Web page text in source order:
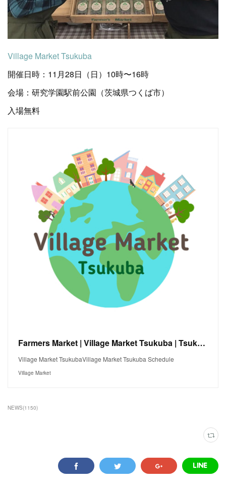
Village Market Tsukuba
開催日時：11月28日（日）10時〜16時
会場：研究学園駅前公園（茨城県つくば市）
入場無料
Farmers Market | Village Market Tsukuba | Tsukuba
Village Market TsukubaVillage Market Tsukuba Schedule
Village Market
NEWS(1150)